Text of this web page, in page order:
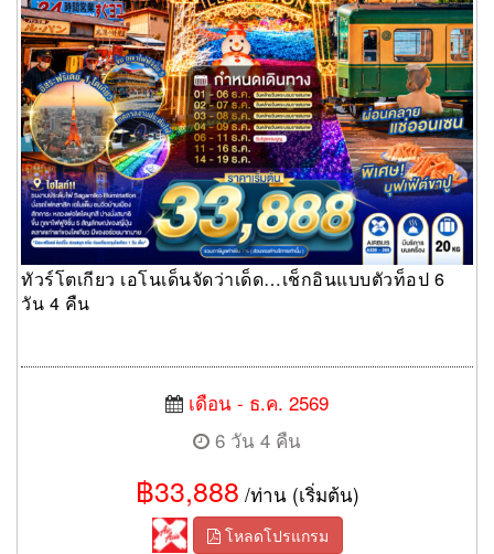
ทัวร์โตเกียว เอโนเด็นจัดว่าเด็ด…เช็กอินแบบตัวท็อป 6
วัน 4 คืน
เดือน - ธ.ค. 2569
6 วัน 4 คืน
฿33,888 /ท่าน (เริ่มต้น)
โหลดโปรแกรม